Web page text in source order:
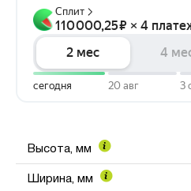
Высота, мм
Ширина, мм